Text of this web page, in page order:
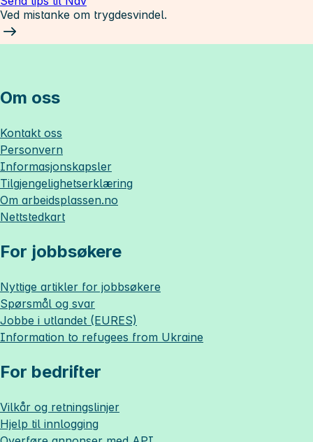
Ved mistanke om trygdesvindel.
Om oss
Kontakt oss
Personvern
Informasjonskapsler
Tilgjengelighetserklæring
Om arbeidsplassen.no
Nettstedkart
For jobbsøkere
Nyttige artikler for jobbsøkere
Spørsmål og svar
Jobbe i utlandet (EURES)
Information to refugees from Ukraine
For bedrifter
Vilkår og retningslinjer
Hjelp til innlogging